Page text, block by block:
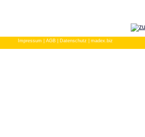
Impressum AGB Datenschutz madex.biz